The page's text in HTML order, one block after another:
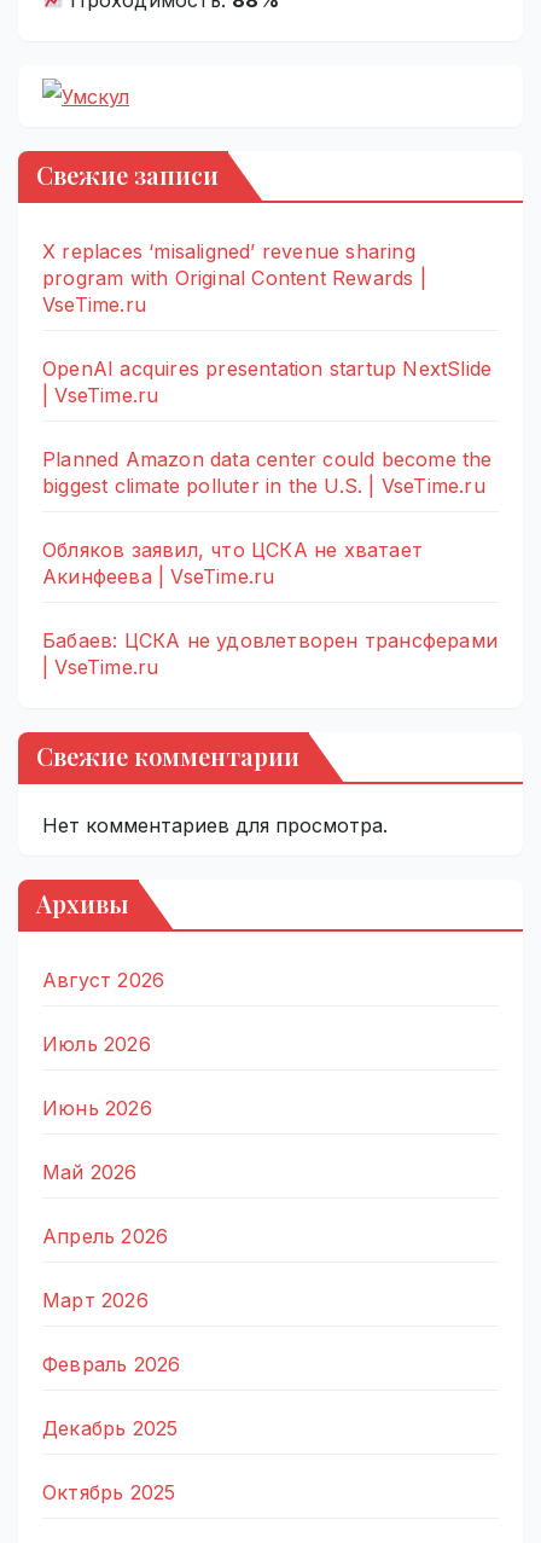
Свежие записи
X replaces ‘misaligned’ revenue sharing
program with Original Content Rewards |
VseTime.ru
OpenAI acquires presentation startup NextSlide
| VseTime.ru
Planned Amazon data center could become the
biggest climate polluter in the U.S. | VseTime.ru
Обляков заявил, что ЦСКА не хватает
Акинфеева | VseTime.ru
Бабаев: ЦСКА не удовлетворен трансферами
| VseTime.ru
Свежие комментарии
Нет комментариев для просмотра.
Архивы
Август 2026
Июль 2026
Июнь 2026
Май 2026
Апрель 2026
Март 2026
Февраль 2026
Декабрь 2025
Октябрь 2025